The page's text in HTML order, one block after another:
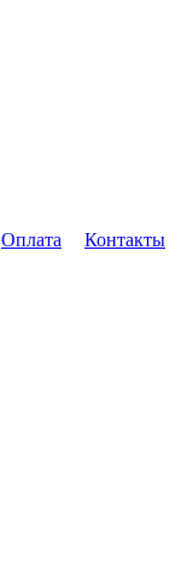
Оплата Контакты